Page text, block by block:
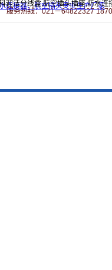
迎法分线盒,航空插头插座,防水连
服务热线：021－64822327